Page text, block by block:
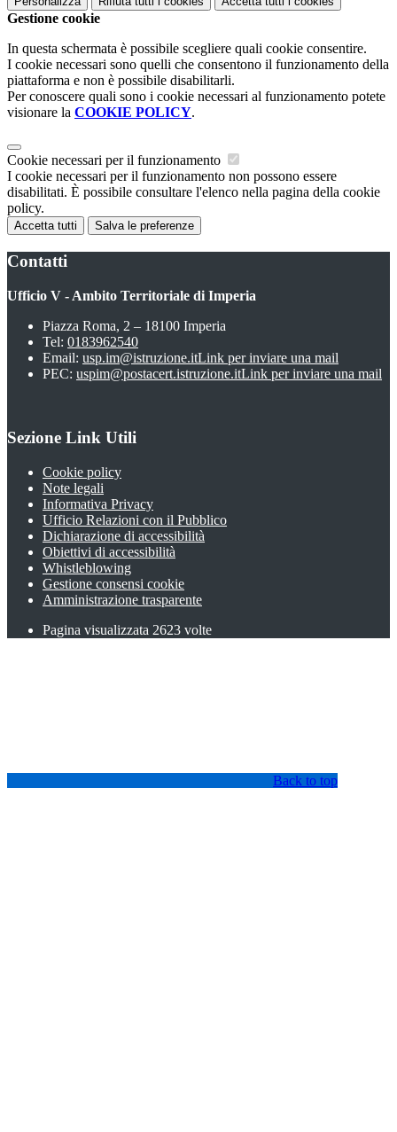
Gestione cookie
In questa schermata è possibile scegliere quali cookie consentire.
I cookie necessari sono quelli che consentono il funzionamento della
piattaforma e non è possibile disabilitarli.
Per conoscere quali sono i cookie necessari al funzionamento potete
visionare la COOKIE POLICY.
Cookie necessari per il funzionamento
I cookie necessari per il funzionamento non possono essere
disabilitati. È possibile consultare l'elenco nella pagina della cookie
policy.
Accetta tutti Salva le preferenze
Contatti
Ufficio V - Ambito Territoriale di Imperia
Piazza Roma, 2 – 18100 Imperia
Tel: 0183962540
Email: usp.im@istruzione.itLink per inviare una mail
PEC: uspim@postacert.istruzione.itLink per inviare una mail
Sezione Link Utili
Cookie policy
Note legali
Informativa Privacy
Ufficio Relazioni con il Pubblico
Dichiarazione di accessibilità
Obiettivi di accessibilità
Whistleblowing
Gestione consensi cookie
Amministrazione trasparente
Pagina visualizzata 2623 volte
Back to top